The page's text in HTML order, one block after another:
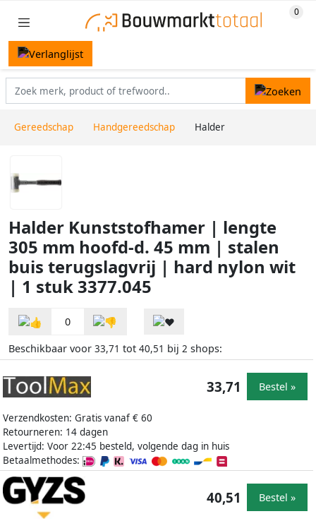
Gereedschap Handgereedschap Halder
Halder Kunststofhamer | lengte
305 mm hoofd-d. 45 mm | stalen
buis terugslagvrij | hard nylon wit
| 1 stuk 3377.045
0
Beschikbaar voor 33,71 tot 40,51 bij 2 shops:
Verzendkosten: Gratis vanaf € 60
Retourneren: 14 dagen
Levertijd: Voor 22:45 besteld, volgende dag in huis
Betaalmethodes:
33,71 Bestel »
40,51 Bestel »